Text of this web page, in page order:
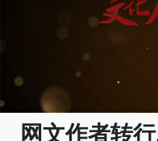
网文作者转